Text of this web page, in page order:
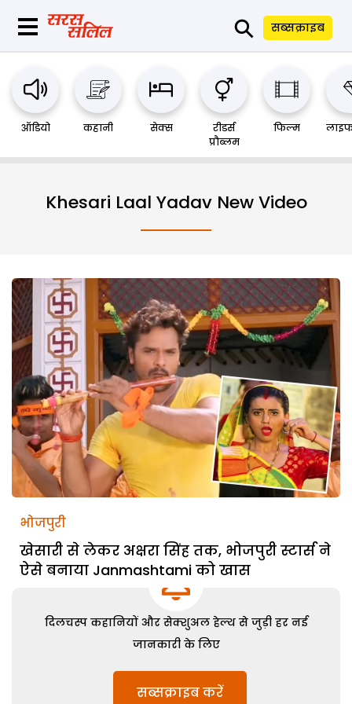
⚲ सब्सक्राइब
ऑडियो कहानी सेक्स
रीडर्स
प्रौब्लम
फिल्म
Khesari Laal Yadav New Video
भोजपुरी
खेसारी से लेकर अक्षरा सिंह तक, भोजपुरी स्टार्स ने
ऐसे बनाया Janmashtami को खास
दिलचस्प कहानियों और सेक्शुअल हेल्थ से जुड़ी हर नई
जानकारी के लिए
सब्सक्राइब करें